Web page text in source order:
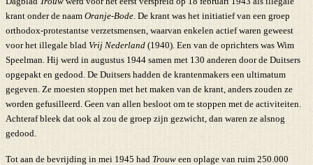
krant onder de naam Oranje-Bode . De krant was het initiatief van een groep
orthodox-protestantse verzetsmensen, waarvan enkelen actief waren geweest
voor het illegale blad Vrij Nederland (1940). Een van de oprichters was Wim
Speelman. Hij werd in augustus 1944 samen met 130 anderen door de Duitsers
opgepakt en gedood. De Duitsers hadden de krantenmakers een ultimatum
gegeven. Ze moesten stoppen met het maken van de krant, anders zouden ze
worden gefusilleerd. Geen van allen besloot om te stoppen met de activiteiten.
Achteraf bleek dat ook al zou de groep zijn gezwicht, dan waren ze alsnog
gedood.
Tot aan de bevrijding in mei 1945 had Trouw een oplage van ruim 250.000